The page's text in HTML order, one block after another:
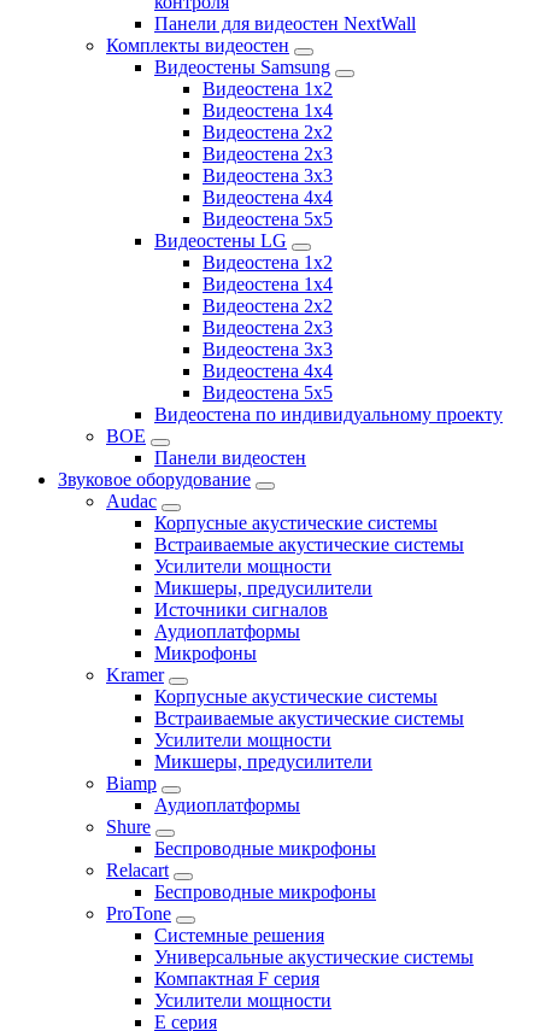
Панели для видеостен NextWall
Комплекты видеостен
Видеостены Samsung
Видеостена 1x2
Видеостена 1x4
Видеостена 2x2
Видеостена 2х3
Видеостена 3x3
Видеостена 4x4
Видеостена 5x5
Видеостены LG
Видеостена 1x2
Видеостена 1x4
Видеостена 2x2
Видеостена 2x3
Видеостена 3x3
Видеостена 4x4
Видеостена 5x5
Видеостена по индивидуальному проекту
BOE
Панели видеостен
Звуковое оборудование
Audac
Корпусные акустические системы
Встраиваемые акустические системы
Усилители мощности
Микшеры, предусилители
Источники сигналов
Аудиоплатформы
Микрофоны
Kramer
Корпусные акустические системы
Встраиваемые акустические системы
Усилители мощности
Микшеры, предусилители
Biamp
Аудиоплатформы
Shure
Беспроводные микрофоны
Relacart
Беспроводные микрофоны
ProTone
Системные решения
Универсальные акустические системы
Компактная F серия
Усилители мощности
E серия